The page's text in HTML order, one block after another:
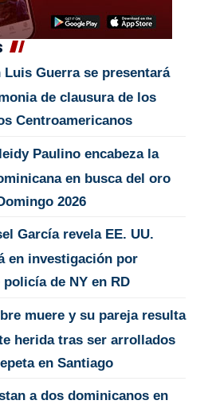
Luis Guerra se presentará
de clausura de los
Centroamericanos
Paulino encabeza la
en busca del oro
2026
García revela EE. UU.
en investigación por
policía de NY en RD
muere y su pareja resulta
herida tras ser arrollados
en Santiago
a dos dominicanos en